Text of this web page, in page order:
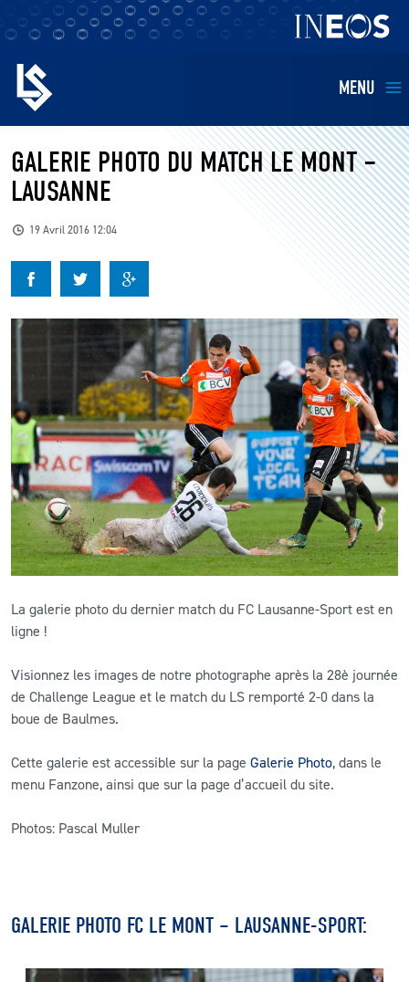
MENU
EQUIPES
BILLETTERIE
KIDS
BUSINESS
RESTAURATION
CLUB
CONTACT
ACTUALITÉS
L’APP DU LS
MATCH DES CELEBRITES
GALERIE PHOTO DU MATCH LE MONT –
LAUSANNE
19 Avril 2016 12:04
La galerie photo du dernier match du FC Lausanne-Sport est en
ligne !
Visionnez les images de notre photographe après la 28è journée
de Challenge League et le match du LS remporté 2-0 dans la
boue de Baulmes.
Cette galerie est accessible sur la page Galerie Photo, dans le
menu Fanzone, ainsi que sur la page d’accueil du site.
Photos: Pascal Muller
GALERIE PHOTO FC LE MONT – LAUSANNE-SPORT: